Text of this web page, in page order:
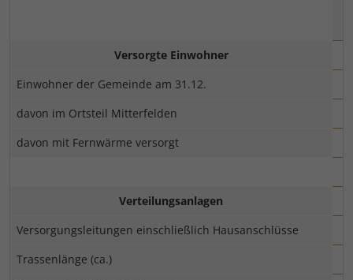
Versorgte Einwohner
Einwohner der Gemeinde am 31.12.
davon im Ortsteil Mitterfelden
davon mit Fernwärme versorgt
Verteilungsanlagen
Versorgungsleitungen einschließlich Hausanschlüsse
Trassenlänge (ca.)